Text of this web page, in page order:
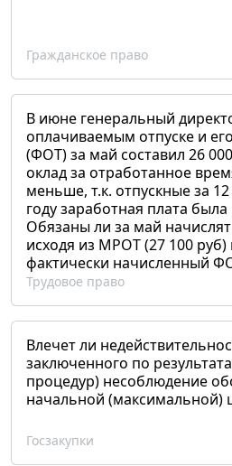
Гражданское право
В июне генеральный
оплачиваемым отпуске и
(ФОТ) за май составил 26
оклад за отработанное
меньше, т.к. отпускные за
году заработная плата
Обязаны ли за май
исходя из МРОТ (27 100
фактически начисленный
Трудовое право
Влечет ли
заключенного по
процедур) несоблюдение
начальной (максимальной)
Госзакупки